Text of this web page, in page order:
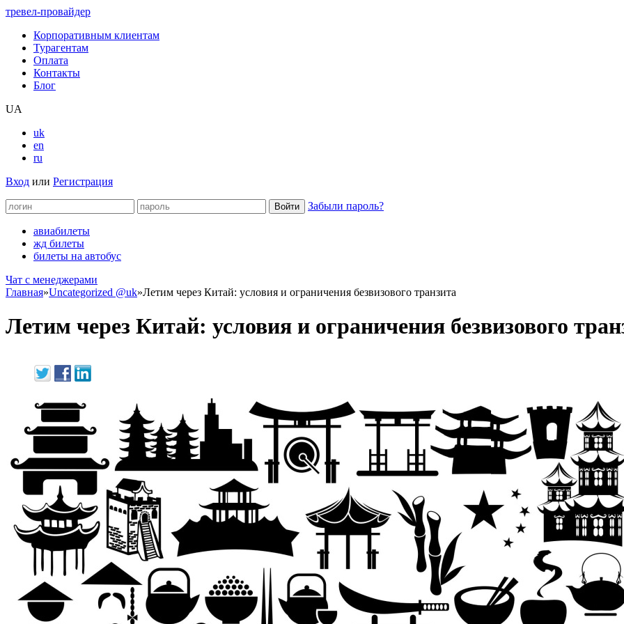
тревел-провайдер
Корпоративным клиентам
Турагентам
Оплата
Контакты
Блог
UA
uk
en
ru
Вход или Регистрация
Забыли пароль?
авиабилеты
жд билеты
билеты на автобус
Чат c менеджерами
Главная»Uncategorized @uk»Летим через Китай: условия и ограничения безвизового транзита
Летим через Китай: условия и ограничения безвизового